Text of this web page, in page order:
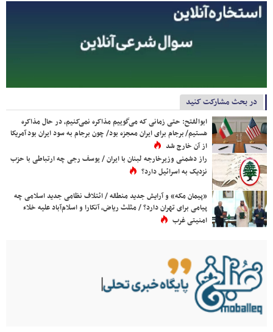
در بحث مشارکت کنید
ابوالفتح: حتی زمانی که می‌گوییم مذاکره نمی‌کنیم، در حال مذاکره
هستیم/ برجام برای ایران معجزه بود/ چون برجام به سود ایران بود آمریکا
از آن خارج شد
راز دشمنی وزیرخارجه لبنان با ایران / یوسف رجی چه ارتباطی با حزب
نزدیک به اسرائیل دارد؟
«پیمان مکه» و آرایش جدید منطقه / ائتلاف نظامی جدید اسلامی چه
پیامی برای تهران دارد؟ / مثلث ریاض، آنکارا و اسلام‌آباد علیه خلاء
امنیتی غرب